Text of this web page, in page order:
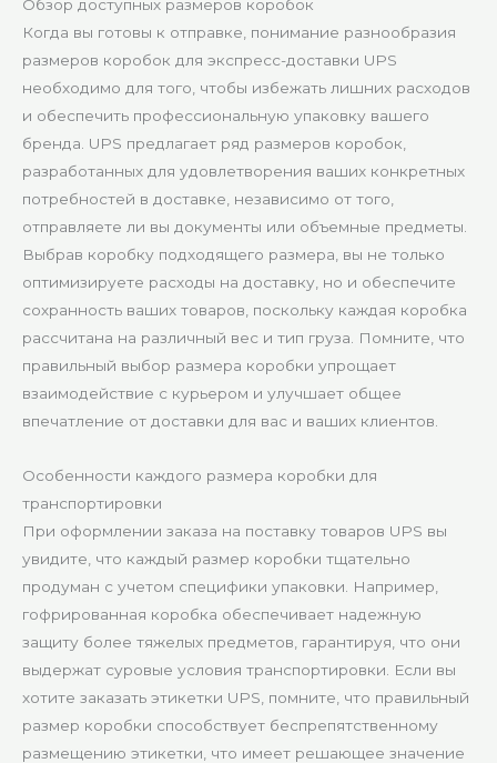
Обзор доступных размеров коробок
Когда вы готовы к отправке, понимание разнообразия
размеров коробок для экспресс-доставки UPS
необходимо для того, чтобы избежать лишних расходов
и обеспечить профессиональную упаковку вашего
бренда. UPS предлагает ряд размеров коробок,
разработанных для удовлетворения ваших конкретных
потребностей в доставке, независимо от того,
отправляете ли вы документы или объемные предметы.
Выбрав коробку подходящего размера, вы не только
оптимизируете расходы на доставку, но и обеспечите
сохранность ваших товаров, поскольку каждая коробка
рассчитана на различный вес и тип груза. Помните, что
правильный выбор размера коробки упрощает
взаимодействие с курьером и улучшает общее
впечатление от доставки для вас и ваших клиентов.
Особенности каждого размера коробки для
транспортировки
При оформлении заказа на поставку товаров UPS вы
увидите, что каждый размер коробки тщательно
продуман с учетом специфики упаковки. Например,
гофрированная коробка обеспечивает надежную
защиту более тяжелых предметов, гарантируя, что они
выдержат суровые условия транспортировки. Если вы
хотите заказать этикетки UPS, помните, что правильный
размер коробки способствует беспрепятственному
размещению этикетки, что имеет решающее значение